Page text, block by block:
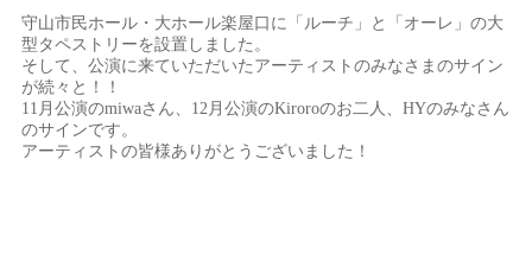
守山市民ホール・大ホール楽屋口に「ルーチ」と「オーレ」の大
型タペストリーを設置しました。
そして、公演に来ていただいたアーティストのみなさまのサイン
が続々と！！
11月公演のmiwaさん、12月公演のKiroroのお二人、HYのみなさん
のサインです。
アーティストの皆様ありがとうございました！